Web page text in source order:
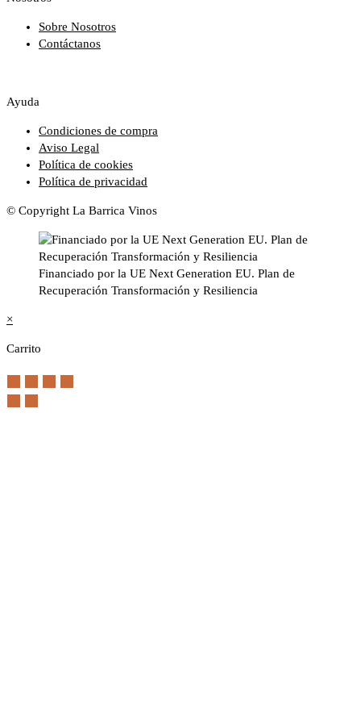
Sobre Nosotros
Contáctanos
Ayuda
Condiciones de compra
Aviso Legal
Política de cookies
Política de privacidad
© Copyright La Barrica Vinos
Financiado por la UE Next Generation EU. Plan de
Recuperación Transformación y Resiliencia
×
Carrito